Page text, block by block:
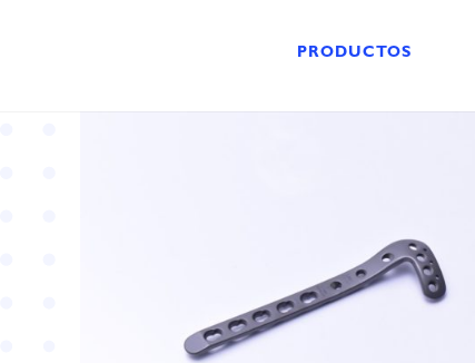
PRODUCTOS